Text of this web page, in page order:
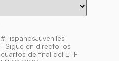
#HispanosJuveniles
| Sigue en directo los
cuartos de final del EHF